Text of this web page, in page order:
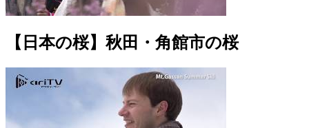
【日本の桜】秋田・角館市の桜